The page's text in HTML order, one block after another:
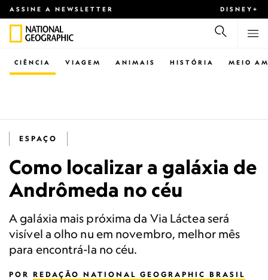
ASSINE A NEWSLETTER DISNEY+
CIÊNCIA VIAGEM ANIMAIS HISTÓRIA MEIO
ESPAÇO
Como localizar a galáxia de
Andrômeda no céu
A galáxia mais próxima da Via Láctea será
visível a olho nu em novembro, melhor mês
para encontrá-la no céu.
POR REDAÇÃO NATIONAL GEOGRAPHIC BRASIL